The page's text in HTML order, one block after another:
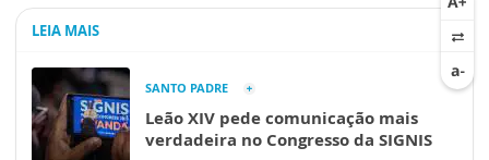
LEIA MAIS
SANTO PADRE
Leão XIV pede comunicação mais
verdadeira no Congresso da SIGNIS